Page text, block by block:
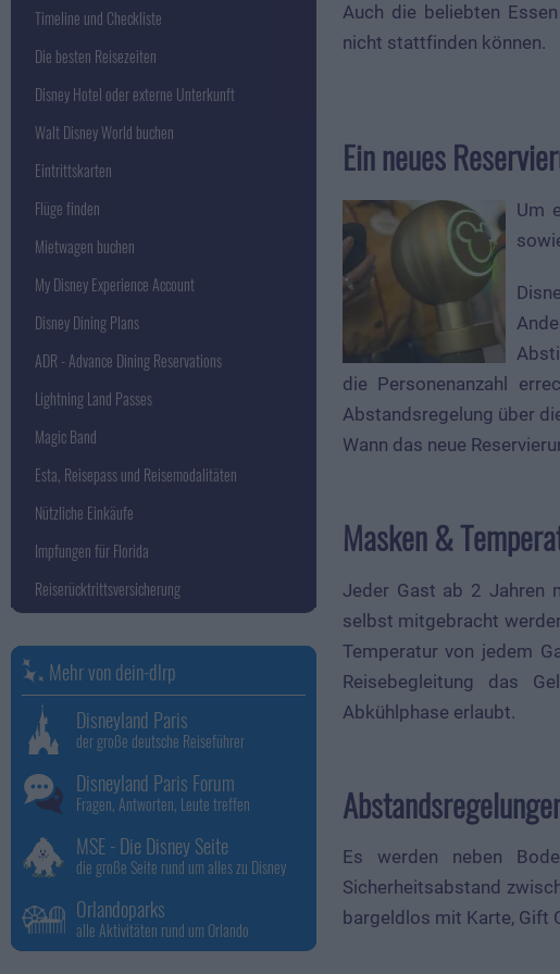
Auch die beliebten
nicht stattfinden können.
Ein neues
Um
die Personenanzahl
Abstandsregelung über
Wann das neue
Masken &
Jeder Gast ab 2 Jahren
selbst mitgebracht
Temperatur von jedem
Reisebegleitung das
Abkühlphase erlaubt.
Es werden neben
Sicherheitsabstand
bargeldlos mit Karte, Gift
Timeline und Checkliste
Die besten Reisezeiten
Disney Hotel oder externe Unterkunft
Walt Disney World buchen
Eintrittskarten
Flüge finden
Mietwagen buchen
My Disney Experience Account
Disney Dining Plans
ADR - Advance Dining Reservations
Lightning Land Passes
Magic Band
Esta, Reisepass und Reisemodalitäten
Nützliche Einkäufe
Impfungen für Florida
Reiserücktrittsversicherung
Mehr von dein-dlrp
Disneyland Paris
der große deutsche Reiseführer
Disneyland Paris Forum
Fragen, Antworten, Leute treffen
MSE - Die Disney Seite
die große Seite rund um alles zu Disney
Orlandoparks
alle Aktivitäten rund um Orlando